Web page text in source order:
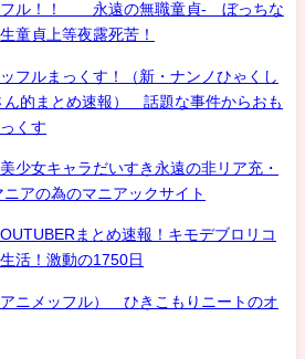
フル！！ 永遠の無職童貞- ぼっちな
童貞上等夜露死苦！
フルまっくす！（新・ナンノひゃくし
ん的まとめ速報） 話題な事件からおも
くす
少女キャラだいすき永遠の非リア充・
アの為のマニアックサイト
まとめ速報！キモデブロリコ
活！激動の1750日
ニメッフル） ひきこもりニートのオ